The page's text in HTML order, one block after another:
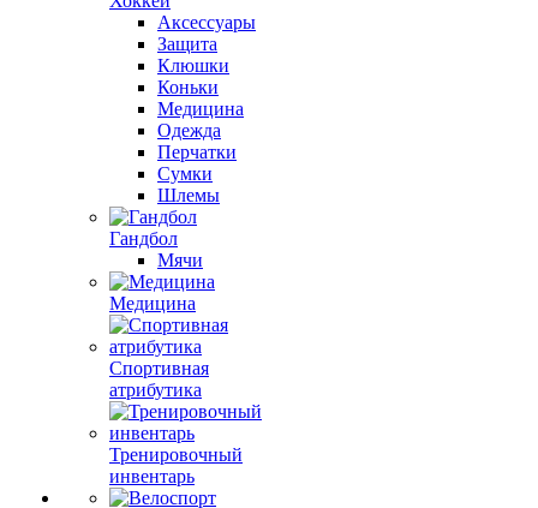
Аксессуары
Защита
Клюшки
Коньки
Медицина
Одежда
Перчатки
Сумки
Шлемы
Гандбол
Мячи
Медицина
Спортивная
атрибутика
Тренировочный
инвентарь